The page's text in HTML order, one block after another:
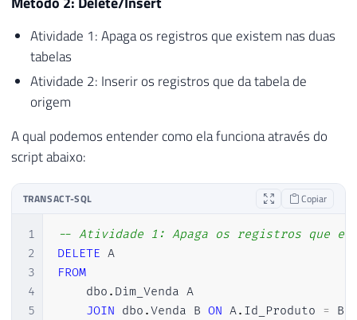
Atividade 1: Apaga os registros que existem nas duas
tabelas
Atividade 2: Inserir os registros que da tabela de
origem
A qual podemos entender como ela funciona através do
script abaixo:
TRANSACT-SQL Copiar
1
2
3
4
5
-- Atividade 1: Apaga os registros que
DELETE
A
FROM
    dbo
. Dim_Venda A
JOIN dbo .Venda B ON A. Id_Produto = B